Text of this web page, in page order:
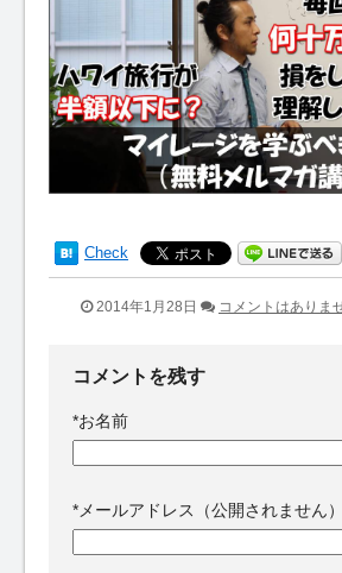
Check
2014年1月28日 コメントはありま
コメントを残す
*お名前
* メールアドレス（公開されません）